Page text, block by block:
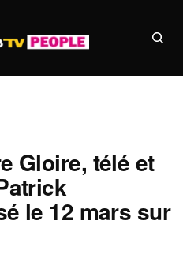
Gloire, télé et
le 12 mars sur